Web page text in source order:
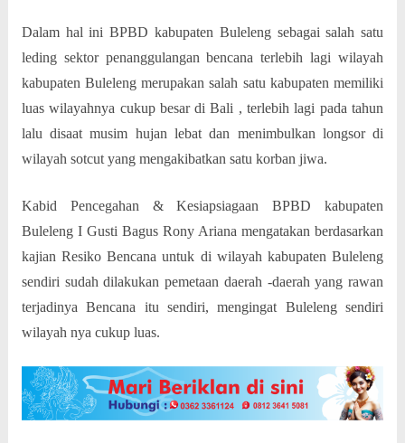
Dalam hal ini BPBD kabupaten Buleleng sebagai salah satu
leding sektor penanggulangan bencana terlebih lagi wilayah
kabupaten Buleleng merupakan salah satu kabupaten memiliki
luas wilayahnya cukup besar di Bali , terlebih lagi pada tahun
lalu disaat musim hujan lebat dan menimbulkan longsor di
wilayah sotcut yang mengakibatkan satu korban jiwa.
Kabid Pencegahan & Kesiapsiagaan BPBD kabupaten
Buleleng I Gusti Bagus Rony Ariana mengatakan berdasarkan
kajian Resiko Bencana untuk di wilayah kabupaten Buleleng
sendiri sudah dilakukan pemetaan daerah -daerah yang rawan
terjadinya Bencana itu sendiri, mengingat Buleleng sendiri
wilayah nya cukup luas.